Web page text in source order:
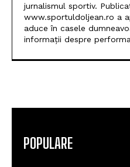
jurnalismul sportiv.
www.sportuldoljean.ro a
aduce în casele
informații despre
POPULARE